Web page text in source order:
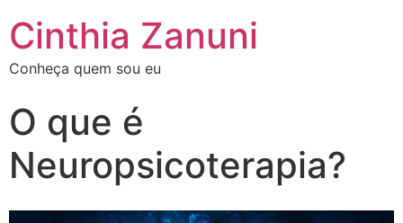
Cinthia Zanuni
Conheça quem sou eu
O que é
Neuropsicoterapia?